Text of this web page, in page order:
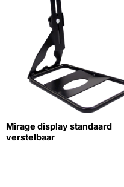
Mirage display standaard
verstelbaar